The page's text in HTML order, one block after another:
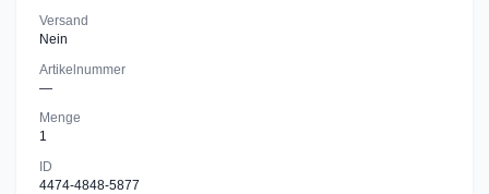
Versand
Nein
Artikelnummer
—
Menge
1
ID
4474-4848-5877